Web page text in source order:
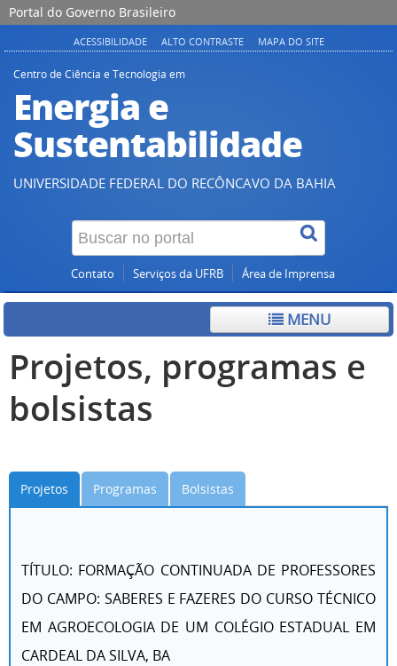
Portal do Governo Brasileiro
ACESSIBILIDADE ALTO CONTRASTE MAPA DO SITE
Centro de Ciência e Tecnologia em
Energia e
Sustentabilidade
UNIVERSIDADE FEDERAL DO RECÔNCAVO DA BAHIA
Contato Serviços da UFRB Área de Imprensa
MENU
Projetos, programas e
bolsistas
Projetos Programas Bolsistas
TÍTULO: FORMAÇÃO CONTINUADA DE PROFESSORES
DO CAMPO: SABERES E FAZERES DO CURSO TÉCNICO
EM AGROECOLOGIA DE UM COLÉGIO ESTADUAL EM
CARDEAL DA SILVA, BA